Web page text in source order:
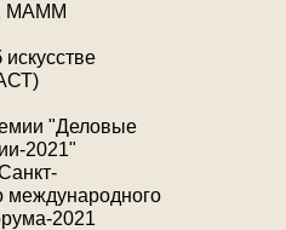
МАММ
"Деловые
2021"
международного
2021